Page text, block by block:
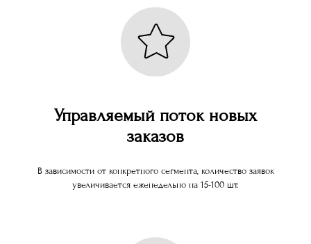
Управляемый поток новых
заказов
В зависимости от конкретного сегмента, количество заявок
увеличивается еженедельно на 15-100 шт.